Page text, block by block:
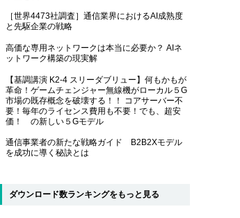
［世界4473社調査］通信業界におけるAI成熟度
と先駆企業の戦略
高価な専用ネットワークは本当に必要か？ AIネ
ットワーク構築の現実解
【基調講演 K2-4 スリーダブリュー】何もかもが
革命！ゲームチェンジャー無線機がローカル５G
市場の既存概念を破壊する！！ コアサーバー不
要！毎年のライセンス費用も不要！でも、超安
価！ の新しい５Gモデル
通信事業者の新たな戦略ガイド B2B2Xモデル
を成功に導く秘訣とは
ダウンロード数ランキングをもっと見る